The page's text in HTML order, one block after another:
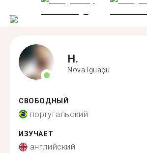
H.
Nova Iguaçu
СВОБОДНЫЙ
португальский
ИЗУЧАЕТ
английский